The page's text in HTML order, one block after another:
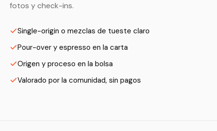
fotos y check-ins.
Single-origin o mezclas de tueste claro
Pour-over y espresso en la carta
Origen y proceso en la bolsa
Valorado por la comunidad, sin pagos